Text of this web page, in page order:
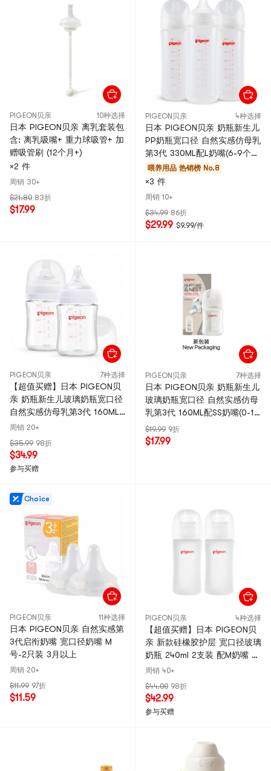
PIGEON贝亲 10种选择
日本 PIGEON贝亲 离乳套装包
含: 离乳吸嘴+ 重力球吸管+ 加
赠吸管刷 (12个月+)
×2 件
周销 30+
$21.80 83折
$17.99
PIGEON贝亲 4种选择
日本 PIGEON贝亲 奶瓶新生儿
PP奶瓶宽口径 自然实感仿母乳
第3代 330ML配L奶嘴(6-9个
月) 3只装
喂养用品 热销榜 No.8
×3 件
周销 10+
$34.99 86折
$29.99 $9.99/件
PIGEON贝亲 7种选择
【超值买赠】日本 PIGEON贝
亲 奶瓶新生儿玻璃奶瓶宽口径
自然实感仿母乳第3代 160ML
2个装 配SS奶嘴x2 (0-1个月)
周销 20+
$35.99 98折
$34.99
参与买赠
PIGEON贝亲 7种选择
日本 PIGEON贝亲 奶瓶新生儿
玻璃奶瓶宽口径 自然实感仿母
乳第3代 160ML配SS奶嘴(0-1
个月)
$19.99 9折
$17.99
Choice
PIGEON贝亲 11种选择
日本 PIGEON贝亲 自然实感第
3代启衔奶嘴 宽口径奶嘴 M
号-2只装 3月以上
周销 20+
$11.99 97折
$11.59
PIGEON贝亲 4种选择
【超值买赠】日本 PIGEON贝
亲 新款硅橡胶护层 宽口径玻璃
奶瓶 240ml 2支装 配M奶嘴 3
个月+
周销 40+
$44.00 98折
$42.99
参与买赠